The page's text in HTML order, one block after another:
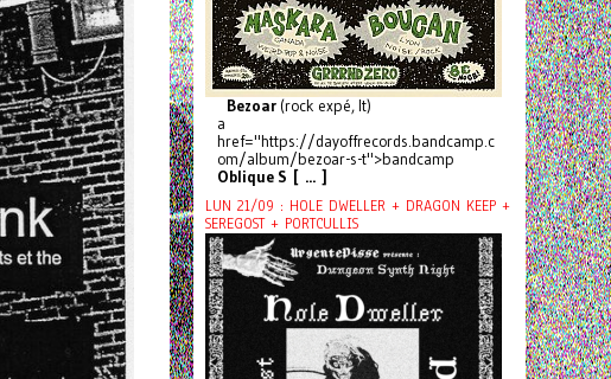
Bezoar (rock expé, It)
a
href="https://dayoffrecords.bandcamp.c
om/album/bezoar-s-t">bandcamp
Oblique S [ ... ]
LUN 21/09 : HOLE DWELLER + DRAGON KEEP +
SEREGOST + PORTCULLIS